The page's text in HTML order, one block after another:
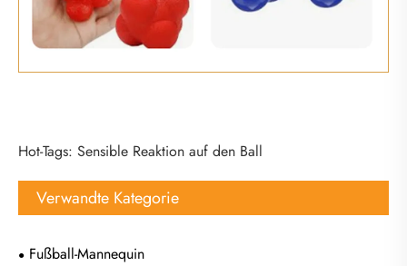
Hot-Tags: Sensible Reaktion auf den Ball
Verwandte Kategorie
Fußball-Mannequin